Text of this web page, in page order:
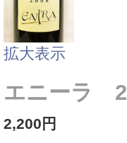
拡大表示
エニーラ
2,200円